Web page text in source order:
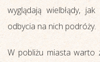
wyglądają wielbłądy,
odbycia na nich podróży.
W pobliżu miasta